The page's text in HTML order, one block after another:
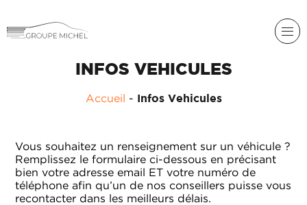
LIGIER
MICROCAR
SERVICES
GROUPE
MICHEL
ACADÉMIE
INFOS VEHICULES
Accueil - Infos Vehicules
Vous souhaitez un renseignement sur un véhicule ?
Remplissez le formulaire ci-dessous en précisant
bien votre adresse email ET votre numéro de
téléphone afin qu’un de nos conseillers puisse vous
recontacter dans les meilleurs délais.